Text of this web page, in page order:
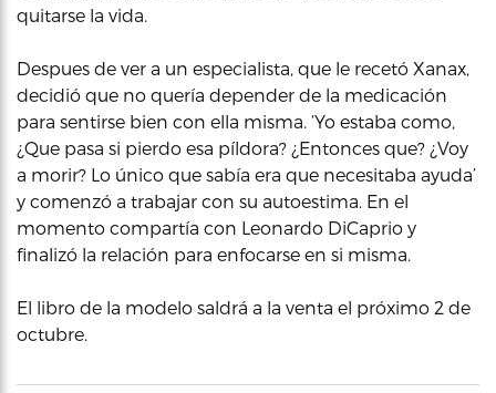
quitarse la vida.
Despues de ver a un especialista, que le recetó Xanax,
decidió que no quería depender de la medicación
para sentirse bien con ella misma. ‘Yo estaba como,
¿Que pasa si pierdo esa píldora? ¿Entonces que? ¿Voy
a morir? Lo único que sabía era que necesitaba ayuda’
y comenzó a trabajar con su autoestima. En el
momento compartía con Leonardo DiCaprio y
finalizó la relación para enfocarse en si misma.
El libro de la modelo saldrá a la venta el próximo 2 de
octubre.